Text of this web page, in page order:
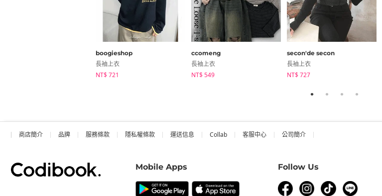
boogieshop
長袖上衣
NT$ 721
ccomeng
長袖上衣
NT$ 549
secon'de secon
長袖上衣
NT$ 727
商店簡介 品牌 服務條款 隱私權條款 運送信息 Collab 客服中心 公司簡介
Mobile Apps Follow Us